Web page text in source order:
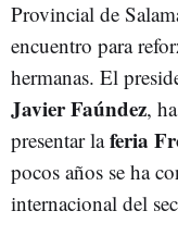
Provincial de
encuentro para
hermanas. El
Javier Faúndez,
presentar laferia
pocos años se ha
internacional del